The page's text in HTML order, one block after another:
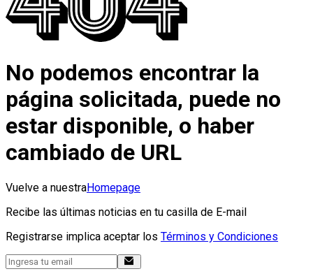
No podemos encontrar la
página solicitada, puede no
estar disponible, o haber
cambiado de URL
Vuelve a nuestraHomepage
Recibe las últimas noticias en tu casilla de E-mail
Registrarse implica aceptar los Términos y Condiciones